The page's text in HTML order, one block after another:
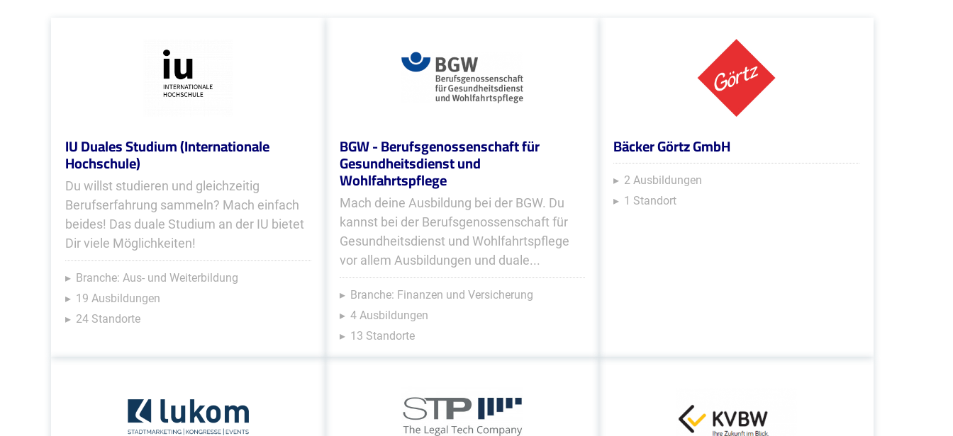
IU Duales Studium (Internationale
Hochschule)
Du willst studieren und gleichzeitig
Berufserfahrung sammeln? Mach einfach
beides! Das duale Studium an der IU bietet
Dir viele Möglichkeiten!
Branche: Aus- und Weiterbildung
19 Ausbildungen
24 Standorte
BGW - Berufsgenossenschaft für
Gesundheitsdienst und
Wohlfahrtspflege
Mach deine Ausbildung bei der BGW. Du
kannst bei der Berufsgenossenschaft für
Gesundheitsdienst und Wohlfahrtspflege
vor allem Ausbildungen und duale...
Branche: Finanzen und Versicherung
4 Ausbildungen
13 Standorte
Bäcker Görtz GmbH
2 Ausbildungen
1 Standort